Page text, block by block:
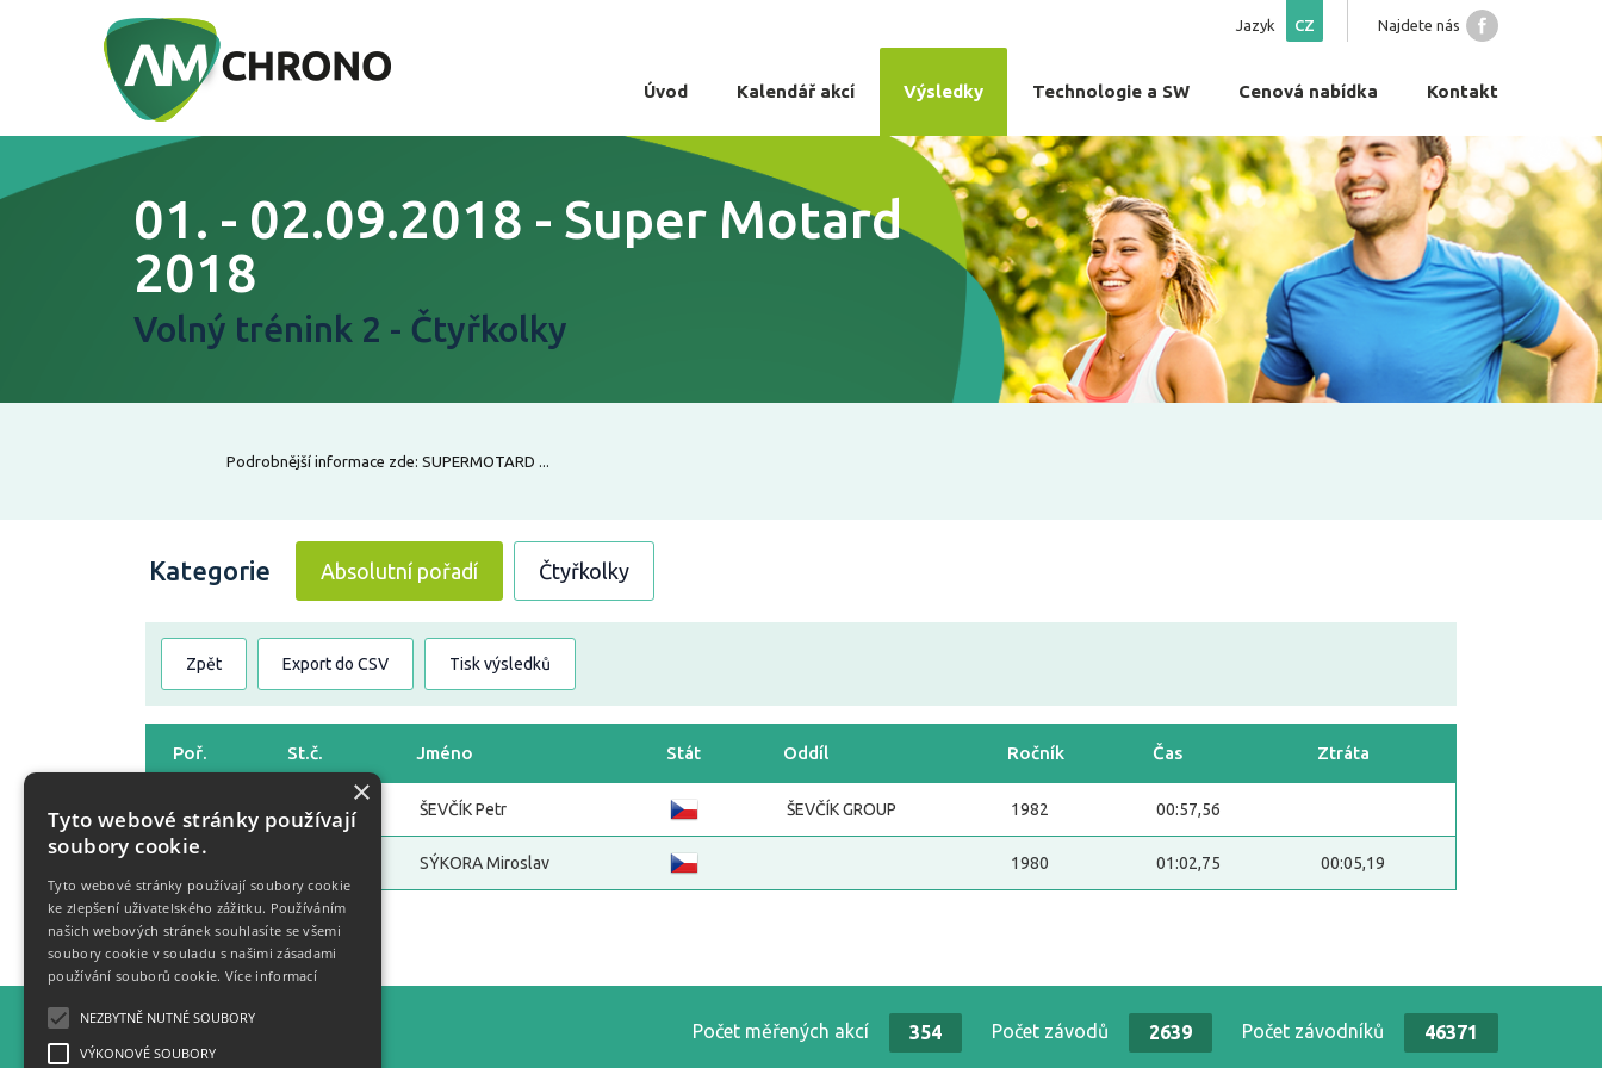
Najdete nás
Jazyk CZ
Úvod Kalendář akcí Výsledky Technologie a SW Cenová nabídka Kontakt
01. - 02.09.2018 - Super Motard
2018
Volný trénink 2 - Čtyřkolky
Podrobnější informace zde: SUPERMOTARD ...
Kategorie Absolutní pořadí Čtyřkolky
Zpět Export do CSV Tisk výsledků
Poř. St.č. Jméno Stát Oddíl Ročník Čas Ztráta
34 ŠEVČÍK Petr ŠEVČÍK GROUP 1982 00:57,56
SÝKORA Miroslav 1980 01:02,75 00:05,19
Zpět
Statistiky Počet závodníků 46371
Počet závodů 2639
Počet měřených akcí 354
×
Tyto webové stránky používají
soubory cookie.
Tyto webové stránky používají soubory cookie
ke zlepšení uživatelského zážitku. Používáním
našich webových stránek souhlasíte se všemi
soubory cookie v souladu s našimi zásadami
používání souborů cookie. Více informací
NEZBYTNĚ NUTNÉ SOUBORY
VÝKONOVÉ SOUBORY